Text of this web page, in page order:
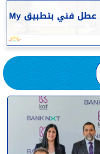
تنظيم الاتصالات في مصر: عدم وجود أي عطل فني بتطبيق My